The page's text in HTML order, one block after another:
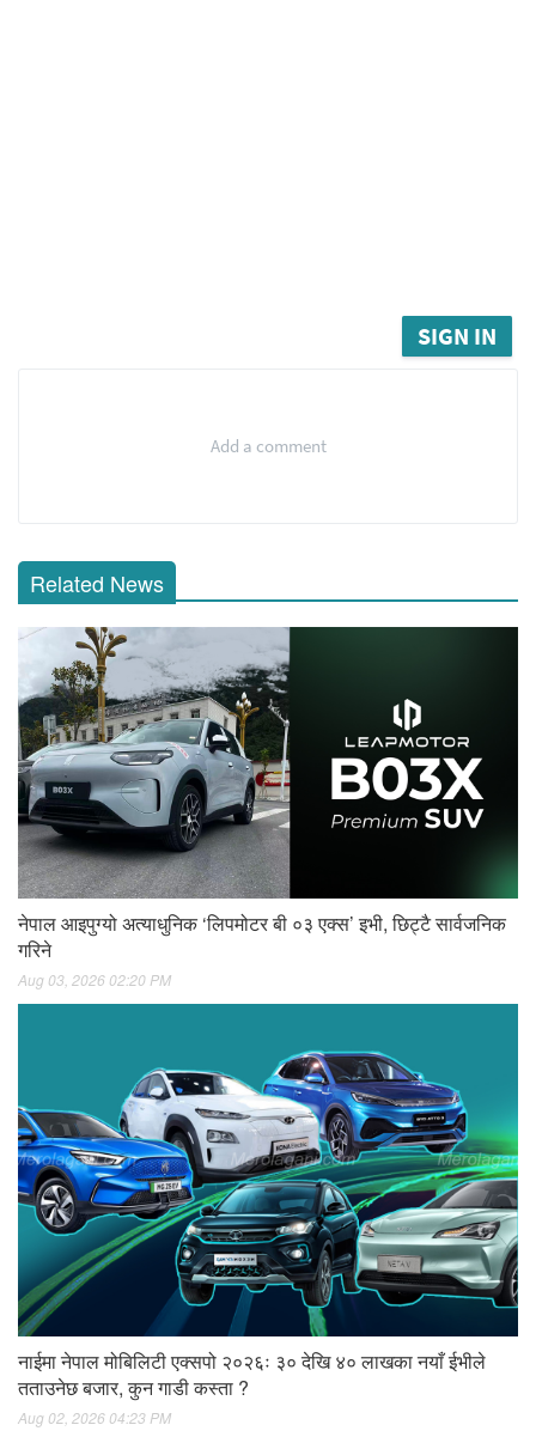
SIGN IN
Add a comment
Related News
नेपाल आइपुग्यो अत्याधुनिक ‘लिपमोटर बी ०३ एक्स’ इभी, छिट्टै सार्वजनिक
गरिने
Aug 03, 2026 02:20 PM
नाईमा नेपाल मोबिलिटी एक्सपो २०२६ः ३० देखि ४० लाखका नयाँ ईभीले
तताउनेछ बजार, कुन गाडी कस्ता ?
Aug 02, 2026 04:23 PM